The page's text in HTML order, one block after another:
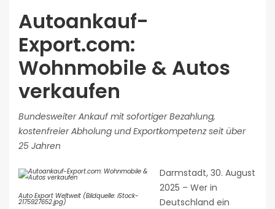
Autoankauf-
Export.com:
Wohnmobile & Autos
verkaufen
Bundesweiter Ankauf mit sofortiger Bezahlung,
kostenfreier Abholung und Exportkompetenz seit über
25 Jahren
Auto Export Weltweit (Bildquelle: iStock-
2175927652.jpg)
Darmstadt, 30. August
2025 – Wer in
Deutschland ein